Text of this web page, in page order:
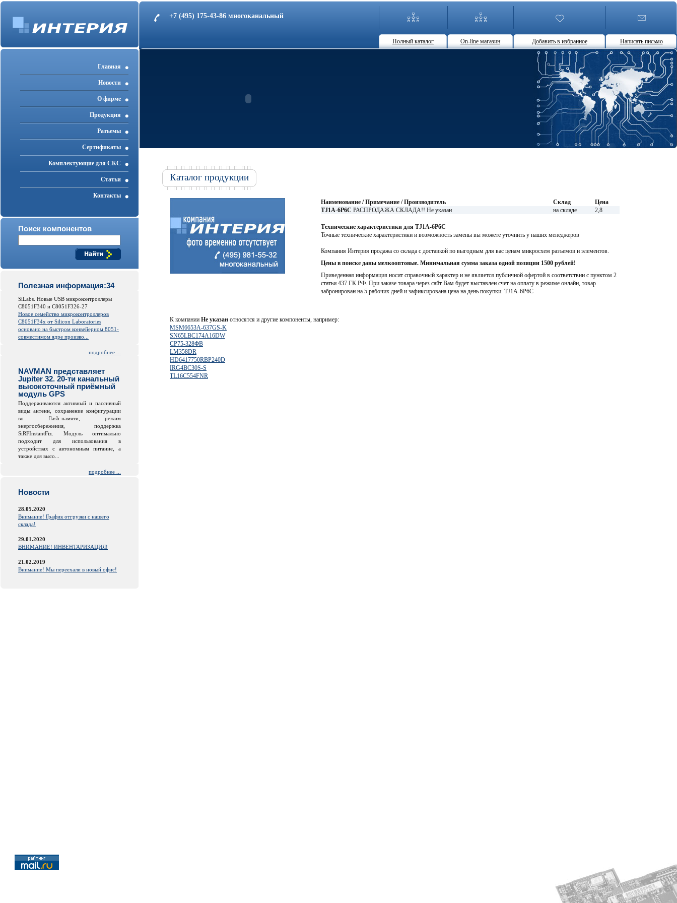
+7 (495) 175-43-86 многоканальный
Полный каталог On-line магазин Добавить в избранное Написать письмо
Главная
Новости
О фирме
Продукция
Разъемы
Cертификаты
Комплектующие для СКС
Статьи
Контакты
Поиск компонентов
Полезная информация:34
SiLabs. Новые USB микроконтроллеры
C8051F340 и C8051F326-27
Новое семейство микроконтроллеров
C8051F34x от Silicon Laboratories
основано на быстром конвейерном 8051-
совместимом ядре произво...
подробнее ...
NAVMAN представляет
Jupiter 32. 20-ти канальный
высокоточный приёмный
модуль GPS
Поддерживаются активный и пассивный
виды антенн, сохранение конфигурации
во flash-памяти, режим
энергосбережения, поддержка
SiRFInstantFiz. Модуль оптимально
подходит для использования в
устройствах с автономным питание, а
также для высо...
подробнее ...
Новости
28.05.2020
Внимание! График отгрузки с нашего
склада!
29.01.2020
ВНИМАНИЕ! ИНВЕНТАРИЗАЦИЯ!
21.02.2019
Внимание! Мы переехали в новый офис!
Каталог продукции
Наименование / Примечание / Производитель Склад
Цена
TJ1A-6P6C РАСПРОДАЖА СКЛАДА!! Не указан на складе 2,8
Технические характеристики для TJ1A-6P6C
Точные технические характеристики и возможность замены вы можете уточнить у наших менеджеров
Компания Интерия продажа со склада с доставкой по выгодным для вас ценам микросхем разъемов и элементов.
Цены в поиске даны мелкооптовые. Минимальная сумма заказа одной позиции 1500 рублей!
Приведенная информация носит справочный характер и не является публичной офертой в соответствии с пунктом 2
статьи 437 ГК РФ. При заказе товара через сайт Вам будет выставлен счет на оплату в режиме онлайн, товар
забронирован на 5 рабочих дней и зафиксирована цена на день покупки. TJ1A-6P6C
К компании Не указан относятся и другие компоненты, например:
MSM6653A-637GS-K
SN65LBC174A16DW
СР75-328ФВ
LM358DR
HD6417750RBP240D
IRG4BC30S-S
TL16C554FNR